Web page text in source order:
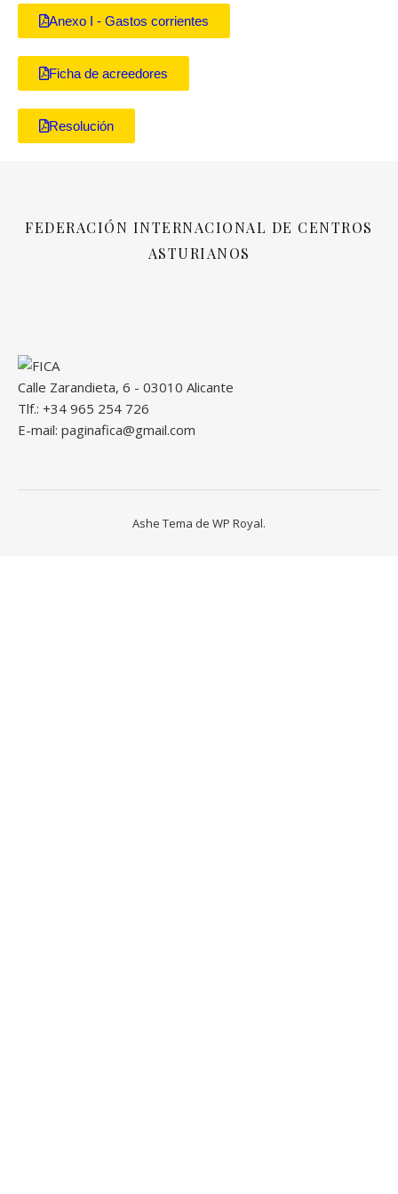
Anexo I - Gastos corrientes
Ficha de acreedores
Resolución
FEDERACIÓN INTERNACIONAL DE CENTROS
ASTURIANOS
Calle Zarandieta, 6 - 03010 Alicante
Tlf.: +34 965 254 726
E-mail: paginafica@gmail.com
Ashe Tema de WP Royal.